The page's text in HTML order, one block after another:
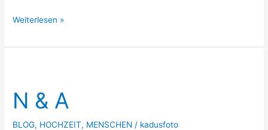
Weiterlesen »
N & A
BLOG, HOCHZEIT, MENSCHEN / kadusfoto
A